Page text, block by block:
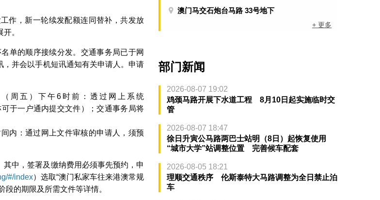
作，新一轮续发配额连同替补，共发放
。
单的顺序接续分发。交通事务局已于网
，并会以手机短讯通知有关申请人。申请
周五）下午6时前：透过网上系统
于一户通内提交文件）；交通事务局将
内：通过网上文件审核的申请人，须预
中，签署及缴纳费用必须事先预约，申
#/index）选取“澳门私家车往来港澳常规
的期限及所需文件等详情。
澳门马交石炮台马路 33号地下
+ 更多
部门新闻
2026-08-07 19:02
鸡颈马路开展下水道工程 8月10日起实施临时交
管
2026-08-07 18:47
徐日升寅公马路两巴士站明（8日）起恢复使用
“城市大学”站调整位置 完善候车配套
2026-08-05 18:21
理顺交通秩序 伦斯泰特大马路调整为全日禁止泊
车